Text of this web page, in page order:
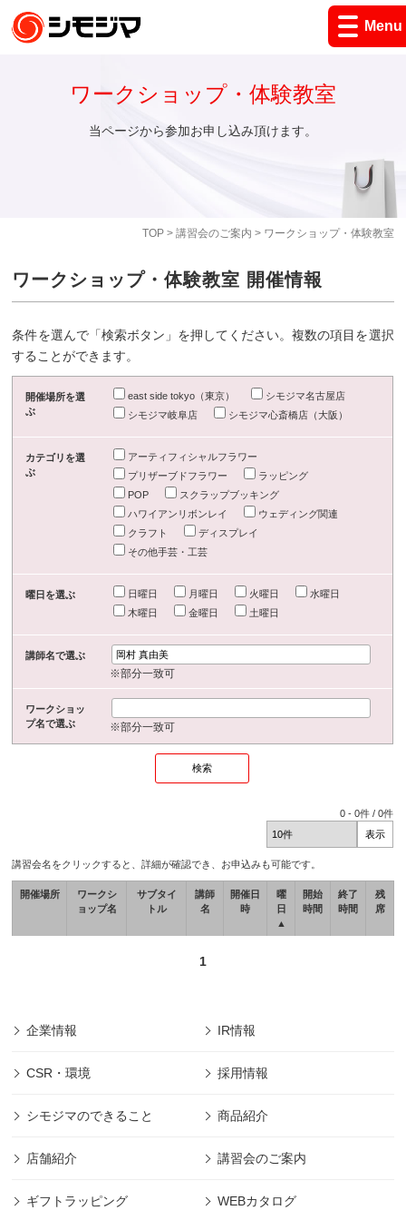
Menu
TOP> 講習会のご案内 > ワークショップ・体験教室
ワークショップ・体験教室
当ページから参加お申し込み頂けます。
ワークショップ・体験教室 開催情報
条件を選んで「検索ボタン」を押してください。複数の項目を選択
することができます。
開催場所を選
ぶ
east side tokyo（東京）
シモジマ名古屋店
シモジマ岐阜店
シモジマ心斎橋店（大阪）
カテゴリを選
ぶ
アーティフィシャルフラワー
プリザーブドフラワー
ラッピング
POP
スクラップブッキング
ハワイアンリボンレイ
ウェディング関連
クラフト
ディスプレイ
その他手芸・工芸
曜日を選ぶ 日曜日 月曜日 火曜日
水曜日
木曜日
金曜日 土曜日
講師名で選ぶ
※部分一致可
ワークショッ
プ名で選ぶ
※部分一致可
0 -0件 /0件
講習会名をクリックすると、詳細が確認でき、お申込みも可能です。
開催場所
ワークシ
ョップ名
サブタイ
トル
講師
名
開催日
時
曜
日
▲
開始
時間
終了
時間
残
席
1
企業情報 IR情報
CSR・環境 採用情報
シモジマのできること 商品紹介
店舗紹介 講習会のご案内
ギフトラッピング WEBカタログ